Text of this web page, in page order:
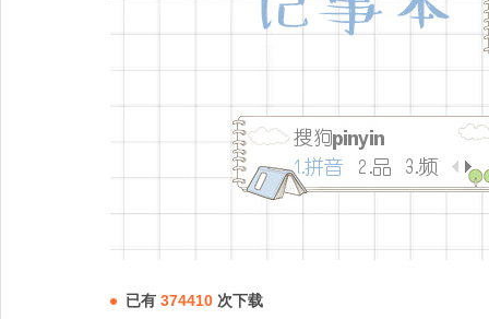
已有 374410 次下载